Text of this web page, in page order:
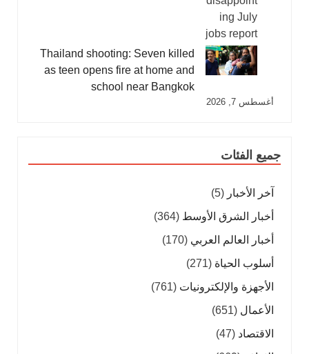
Thailand shooting: Seven killed
as teen opens fire at home and
school near Bangkok
أغسطس 7, 2026
جميع الفئات
آخر الأخبار (5)
أخبار الشرق الأوسط (364)
أخبار العالم العربي (170)
أسلوب الحياة (271)
الأجهزة والإلكترونيات (761)
الأعمال (651)
الاقتصاد (47)